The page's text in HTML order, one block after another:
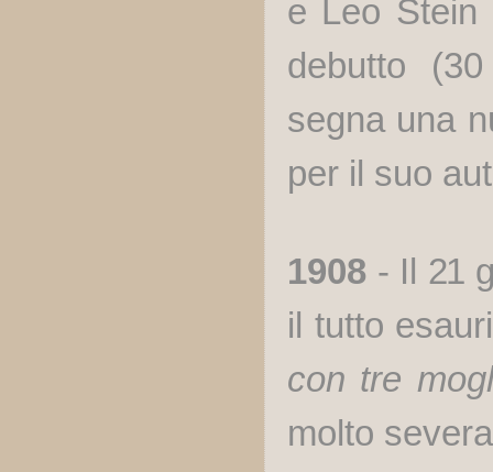
e Leo Stein
debutto
segna una
per il suo
1908 - Il 21
il tutto
con tre
molto